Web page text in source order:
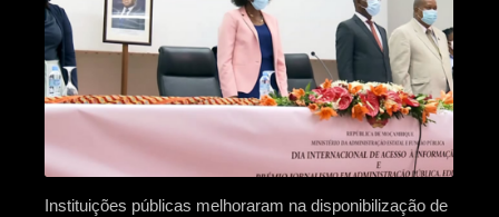
Instituições públicas melhoraram na disponibilização de